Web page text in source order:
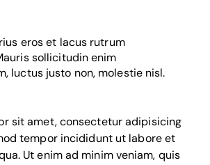
eros et lacus rutrum
sollicitudin enim
luctus justo non, molestie nisl.
sit amet, consectetur adipisicing
tempor incididunt ut labore et
Ut enim ad minim veniam, quis